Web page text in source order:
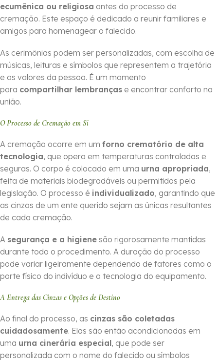
ecumênica ou religiosa antes do processo de
cremação. Este espaço é dedicado a reunir familiares e
amigos para homenagear o falecido.
As cerimônias podem ser personalizadas, com escolha de
músicas, leituras e símbolos que representem a trajetória
e os valores da pessoa. É um momento
para compartilhar lembranças e encontrar conforto na
união.
O Processo de Cremação em Si
A cremação ocorre em um forno crematório de alta
tecnologia, que opera em temperaturas controladas e
seguras. O corpo é colocado em uma urna apropriada,
feita de materiais biodegradáveis ou permitidos pela
legislação. O processo é individualizado, garantindo que
as cinzas de um ente querido sejam as únicas resultantes
de cada cremação.
A segurança e a higiene são rigorosamente mantidas
durante todo o procedimento. A duração do processo
pode variar ligeiramente dependendo de fatores como o
porte físico do indivíduo e a tecnologia do equipamento.
A Entrega das Cinzas e Opções de Destino
Ao final do processo, as cinzas são coletadas
cuidadosamente. Elas são então acondicionadas em
uma urna cinerária especial, que pode ser
personalizada com o nome do falecido ou símbolos